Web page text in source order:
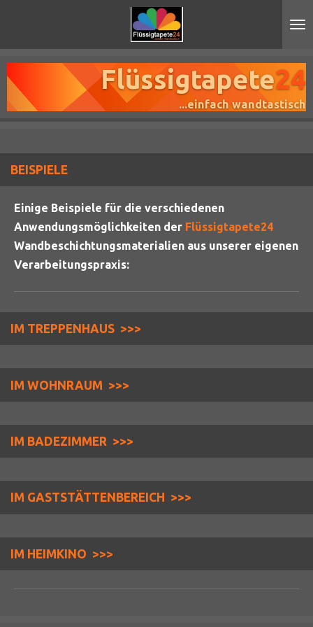
Flüssigtapete24
...einfach wandtastisch
BEISPIELE
Einige Beispiele für die verschiedenen
Anwendungsmöglichkeiten der Flüssigtapete24
Wandbeschichtungsmaterialien aus unserer eigenen
Verarbeitungspraxis:
IM TREPPENHAUS >>>
IM WOHNRAUM >>>
IM BADEZIMMER >>>
IM GASTSTÄTTENBEREICH >>>
IM HEIMKINO >>>